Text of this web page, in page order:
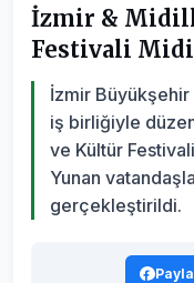
İzmir &
Festivali
İzmir
iş birliğiyle
ve Kültür
Yunan
gerçekleştirildi.